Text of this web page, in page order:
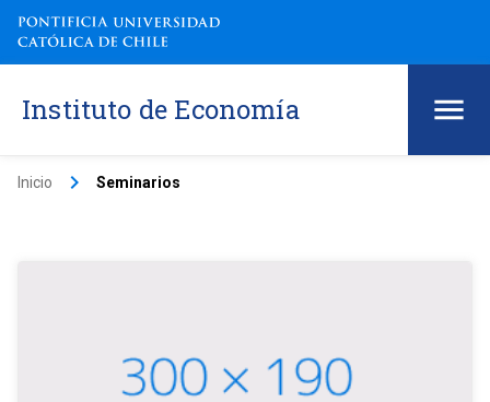
Instituto de Economía
Inicio keyboard_arrow_right Seminarios